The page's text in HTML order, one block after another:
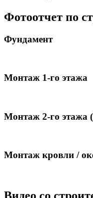
Фотоотчет по
Фундамент
Монтаж 1-го этажа
Монтаж 2-го этажа
Монтаж кровли /
Видео со